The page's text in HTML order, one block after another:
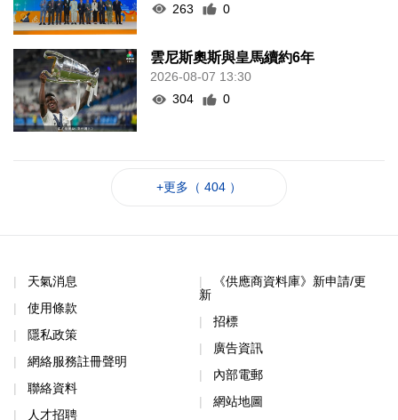
2026-08-07 13:30
304
0
使用條款
隱私政策
網絡服務註冊聲明
聯絡資料
人才招聘
新
廣告資訊
內部電郵
網站地圖
通知